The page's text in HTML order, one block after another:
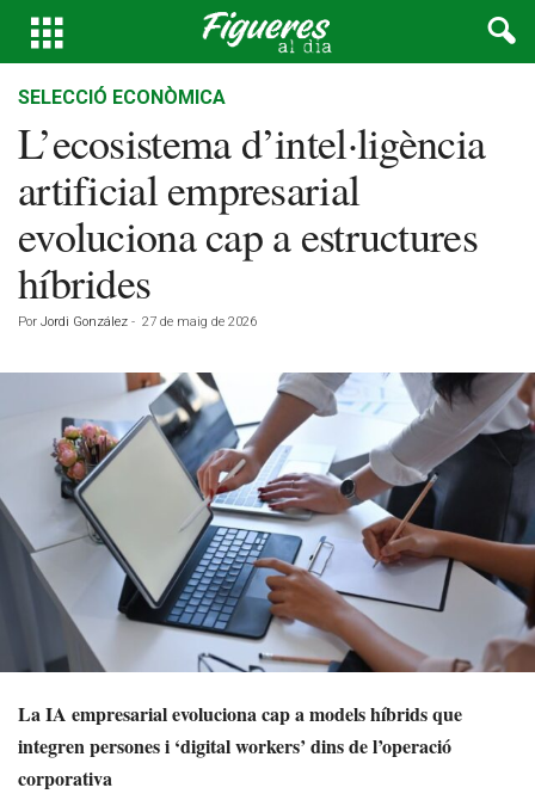
SELECCIÓ ECONÒMICA
L’ecosistema d’intel·ligència
artificial empresarial
evoluciona cap a estructures
híbrides
Por Jordi González - 27 de maig de 2026
La IA empresarial evoluciona cap a models híbrids que
integren persones i ‘digital workers’ dins de l’operació
corporativa